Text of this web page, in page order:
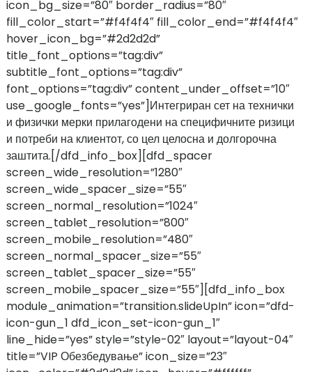
icon_bg_size=”80″ border_radius=”80″
fill_color_start=”#f4f4f4″ fill_color_end=”#f4f4f4″
hover_icon_bg=”#2d2d2d”
title_font_options=”tag:div”
subtitle_font_options=”tag:div”
font_options=”tag:div” content_under_offset=”10″
use_google_fonts=”yes”]Интегриран сет на технички
и физички мерки прилагодени на специфичните ризици
и потреби на клиентот, со цел целосна и долгорочна
заштита.[/dfd_info_box][dfd_spacer
screen_wide_resolution=”1280″
screen_wide_spacer_size=”55″
screen_normal_resolution=”1024″
screen_tablet_resolution=”800″
screen_mobile_resolution=”480″
screen_normal_spacer_size=”55″
screen_tablet_spacer_size=”55″
screen_mobile_spacer_size=”55″][dfd_info_box
module_animation=”transition.slideUpIn” icon=”dfd-
icon-gun_1 dfd_icon_set-icon-gun_1″
line_hide=”yes” style=”style-02″ layout=”layout-04″
title=”VIP Обезбедување” icon_size=”23″